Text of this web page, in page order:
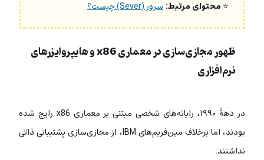
⭐محتوای مرتبط:سرور (Sever) چیست؟
ظهور مجازی‌سازی در معماری x86 و هایپروایزرهای
نرم‌افزاری
در دهۀ ۱۹۹۰، رایانه‌های شخصی مبتنی بر معماری x86 رایج شده
بودند، اما برخلاف مین‌فریم‌های IBM، از مجازی‌سازی پشتیبانی ذاتی
نداشتند.